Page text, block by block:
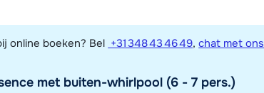
online boeken? Bel +31 348 43 46 49,chat met ons
met buiten-whirlpool (6 - 7 pers.)